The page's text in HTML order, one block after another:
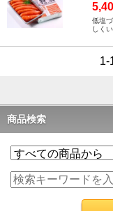
低塩
しく
1-
商品検索